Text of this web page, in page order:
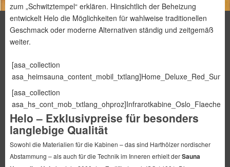
zum „Schwitztempel“ erklären. Hinsichtlich der Beheizung
entwickelt Helo die Möglichkeiten für wahlweise traditionellen
Geschmack oder moderne Alternativen ständig und zeitgemäß
weiter.
[asa_collection
[asa_collection
Helo – Exklusivpreise für besonders
langlebige Qualität
Sowohl die Materialien für die Kabinen – das sind Harthölzer nordischer
Abstammung – als auch für die Technik im Inneren erhielt derSauna